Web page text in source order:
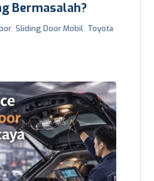
Bermasalah?
,Sliding Door Mobil, Toyota